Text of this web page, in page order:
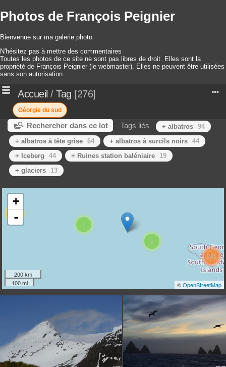
Photos de François Peignier
Bienvenue sur ma galerie photo
N'hésitez pas à mettre des commentaires
Toutes les photos de ce site ne sont pas libres de droit. Elles sont la
propriété de François Peignier (le webmaster). Elles ne peuvent être utilisées
sans son autorisation
Accueil / Tag 276
Géorgie du sud
Rechercher dans ce lot Tags liés + albatros 94
+ albatros à tête grise 64 + albatros à surcils noirs 44
+ Iceberg
44 + Ruines station baléniaire
19
+ glaciers
13
2
7
242
+
-
200 km
100 mi
©OpenStreetMap